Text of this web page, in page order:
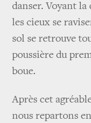
danser. Voyant
les cieux se
sol se retrouve
poussière du
boue.
Après cet
nous repartons